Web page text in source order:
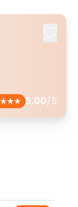
5.00/5